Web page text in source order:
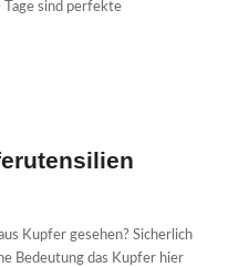
Tage sind perfekte
Kupfer gesehen? Sicherlich
Bedeutung das Kupfer hier